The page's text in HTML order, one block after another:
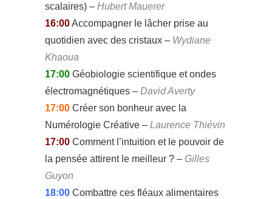
scalaires) – Hubert Mauerer
16:00Accompagner le lâcher prise au
quotidien avec des cristaux – Wydiane
Khaoua
17:00 Géobiologie scientifique et ondes
électromagnétiques – David Averty
17:00 Créer son bonheur avec la
Numérologie Créative – Laurence Thiévin
17:00 Comment l’intuition et le pouvoir de
la pensée attirent le meilleur ? – Gilles
Guyon
18:00 Combattre ces fléaux alimentaires